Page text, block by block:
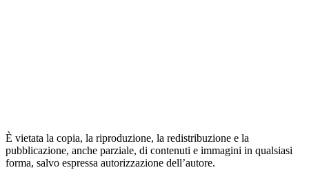
È vietata la copia, la riproduzione, la redistribuzione e la
pubblicazione, anche parziale, di contenuti e immagini in qualsiasi
forma, salvo espressa autorizzazione dell’autore.